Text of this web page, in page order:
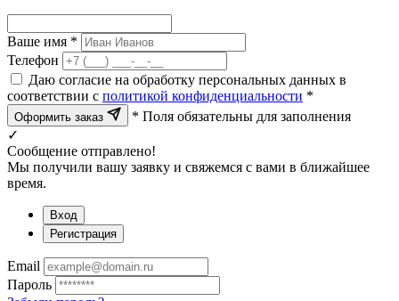
Ваше имя *
Телефон
Даю согласие на обработку персональных данных в
соответствии с политикой конфиденциальности *
Оформить заказ
* Поля обязательны для заполнения
✓
Сообщение отправлено!
Мы получили вашу заявку и свяжемся с вами в ближайшее
время.
Вход
Регистрация
Email
Пароль